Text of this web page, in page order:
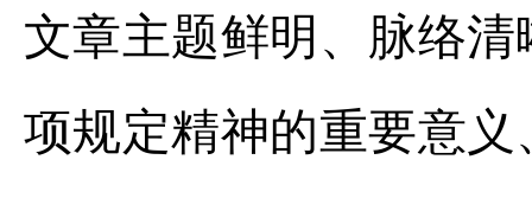
文章主题鲜明、脉络
项规定精神的重要意